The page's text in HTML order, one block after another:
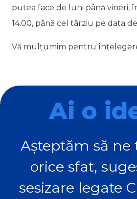
putea face de luni până vineri,
14.00, până cel târziu pe data
Vă mulțumim pentru
Ai o
Așteptăm să
orice sfat,
sesizare legate